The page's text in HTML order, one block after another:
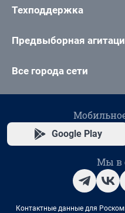
Техподдержка
Предвыборная
Все города сети
Google Play
Мы в
Контактные данные для